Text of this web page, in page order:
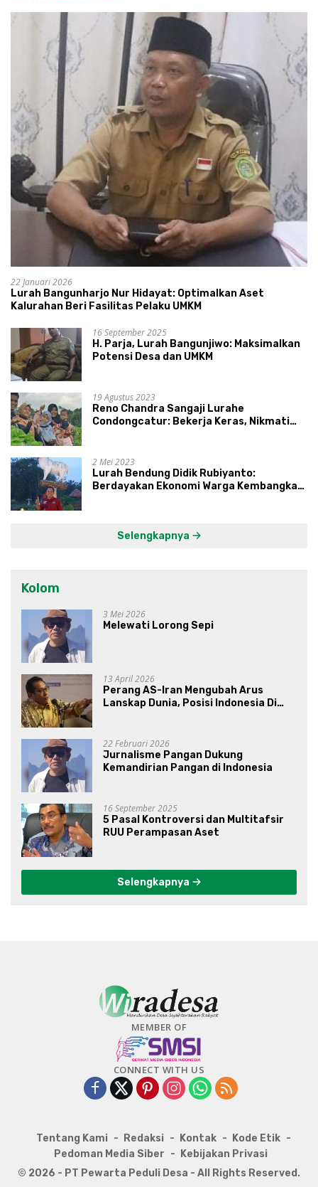
22 Januari 2026
Lurah Bangunharjo Nur Hidayat: Optimalkan Aset
Kalurahan Beri Fasilitas Pelaku UMKM
16 September 2025
H. Parja, Lurah Bangunjiwo: Maksimalkan
Potensi Desa dan UMKM
19 Agustus 2023
Reno Chandra Sangaji Lurahe
Condongcatur: Bekerja Keras, Nikmati
2 Mei 2023
Lurah Bendung Didik Rubiyanto:
Berdayakan Ekonomi Warga Kembangkan
Selengkapnya
Kolom
3 Mei 2026
Melewati Lorong Sepi
13 April 2026
Perang AS-Iran Mengubah Arus
Lanskap Dunia, Posisi Indonesia Di
22 Februari 2026
Jurnalisme Pangan Dukung
Kemandirian Pangan di Indonesia
16 September 2025
5 Pasal Kontroversi dan Multitafsir
RUU Perampasan Aset
Selengkapnya
MEMBER OF
CONNECT WITH US
Tentang Kami Redaksi Kontak
Kode Etik
Pedoman Media Siber
Kebijakan Privasi
© 2026 - PT Pewarta Peduli Desa - All Rights Reserved.